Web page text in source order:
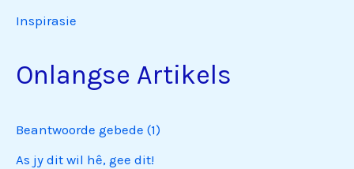
Inspirasie
Onlangse Artikels
Beantwoorde gebede (1)
As jy dit wil hê, gee dit!